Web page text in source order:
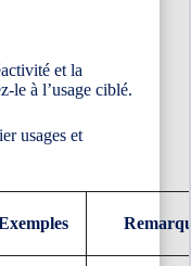
et la
le à l’usage ciblé.
usages et